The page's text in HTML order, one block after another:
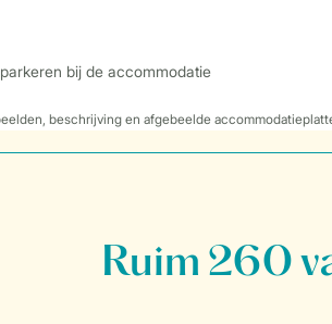
bij de accommodatie
beschrijving en afgebeelde
Ruim 260